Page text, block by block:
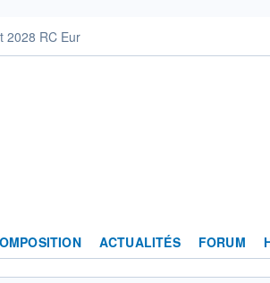
2028 RC Eur
ACTUALITÉS FORUM